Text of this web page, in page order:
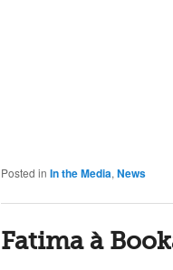
Posted in In the Media, News
Fatima à